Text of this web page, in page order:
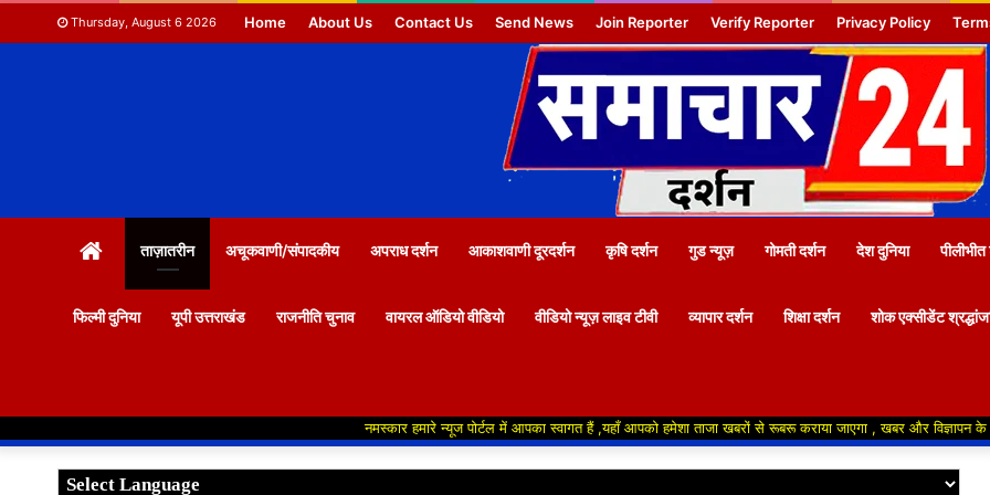
Thursday, August 6 2026 Home About Us Contact Us Send News Join Reporter Verify Reporter Privacy Policy
HOMEताज़ातरीन अचूकवाणी/संपादकीय अपराध दर्शन आकाशवाणी दूरदर्शन कृषि दर्शन गुड न्यूज़ गोमती दर्शन देश दुनिया पीलीभीत
फिल्मी दुनिया यूपी उत्तराखंड राजनीति चुनाव वायरल ऑडियो वीडियो वीडियो न्यूज़ लाइव टीवी व्यापार दर्शन शिक्षा दर्शन शोक एक्सीडेंट
नमस्कार हमारे न्यूज पोर्टल में आपका स्वागत हैं ,यहाँ आपको हमेशा ताजा खबरों से रूबरू कराया जाएगा , खबर और विज्ञापन के लिए